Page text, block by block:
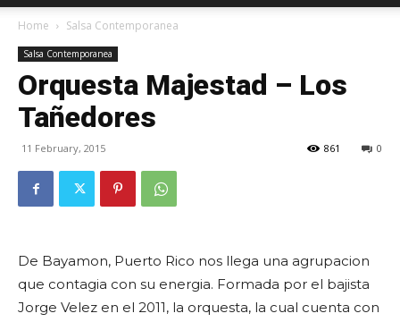
Latin
Home Salsa Contemporanea
Salsa Contemporanea
Orquesta Majestad – Los
Tañedores
11 February, 2015 0
861
De Bayamon, Puerto Rico nos llega una agrupacion
que contagia con su energia. Formada por el bajista
Jorge Velez en el 2011, la orquesta, la cual cuenta con